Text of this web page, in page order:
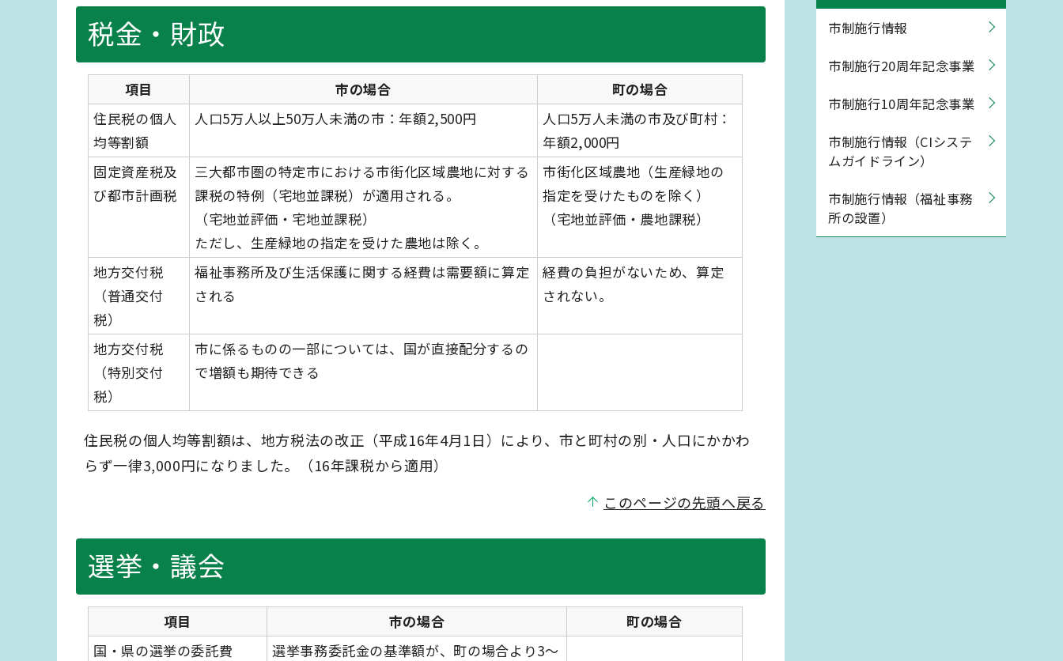
税金・財政
項目 市の場合
町の場合
住民税の個人
均等割額
人口5万人以上50万人未満の市：年額2,500円
人口5万人未満の市及び町村：
年額2,000円
固定資産税及
び都市計画税
三大都市圏の特定市における市街化区域農地に対する
課税の特例（宅地並課税）が適用される。
（宅地並評価・宅地並課税）
ただし、生産緑地の指定を受けた農地は除く。
市街化区域農地（生産緑地の
指定を受けたものを除く）
（宅地並評価・農地課税）
地方交付税
（普通交付
税）
福祉事務所及び生活保護に関する経費は需要額に算定
される
経費の負担がないため、算定
されない。
地方交付税
（特別交付
税）
市に係るものの一部については、国が直接配分するの
で増額も期待できる
住民税の個人均等割額は、地方税法の改正（平成16年4月1日）により、市と町村の別・人口にかかわ
らず一律3,000円になりました。（16年課税から適用）
このページの先頭へ戻る
選挙・議会
項目 市の場合
町の場合
国・県の選挙の委託費
選挙事務委託金の基準額が、町の場合より3～
市制施行情報
市制施行20周年記念事業
市制施行10周年記念事業
市制施行情報（CIシステ
ムガイドライン）
市制施行情報（福祉事務
所の設置）